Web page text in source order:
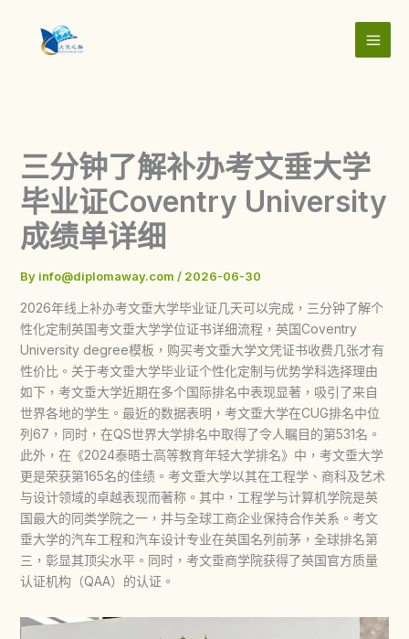
content
三分钟了解补办考文垂大学
毕业证Coventry University
成绩单详细
By info@diplomaway.com / 2026-06-30
2026年线上补办考文垂大学毕业证几天可以完成，三分钟了解个
性化定制英国考文垂大学学位证书详细流程，英国Coventry
University degree模板，购买考文垂大学文凭证书收费几张才有
性价比。关于考文垂大学毕业证个性化定制与优势学科选择理由
如下，考文垂大学近期在多个国际排名中表现显著，吸引了来自
世界各地的学生。最近的数据表明，考文垂大学在CUG排名中位
列67，同时，在QS世界大学排名中取得了令人瞩目的第531名。
此外，在《2024泰晤士高等教育年轻大学排名》中，考文垂大学
更是荣获第165名的佳绩。考文垂大学以其在工程学、商科及艺术
与设计领域的卓越表现而著称。其中，工程学与计算机学院是英
国最大的同类学院之一，并与全球工商企业保持合作关系。考文
垂大学的汽车工程和汽车设计专业在英国名列前茅，全球排名第
三，彰显其顶尖水平。同时，考文垂商学院获得了英国官方质量
认证机构（QAA）的认证。